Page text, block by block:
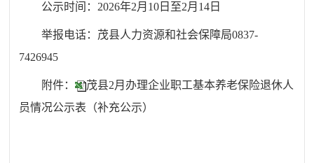
公示时间： 2026年2月 10 日至2月 14 日
举报电话：茂县人力资源和社会保障局0837-
7426945
附件：
茂县2月办理企业职工基本养老保险退休人
员情况公示表（补充公示）